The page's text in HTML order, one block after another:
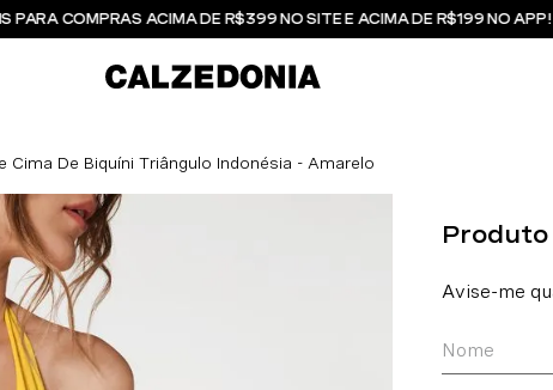
PARA COMPRAS ACIMA DE R$399 NO SITE E ACIMA DE R$199 NO APP!
Cima De Biquíni Triângulo Indonésia - Amarelo